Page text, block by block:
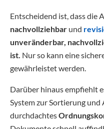
Entscheidend ist, dass die
nachvollziehbar und
unveränderbar,
ist. Nur so kann eine
gewährleistet werden.
Darüber hinaus empfiehlt
System zur Sortierung und
durchdachtes